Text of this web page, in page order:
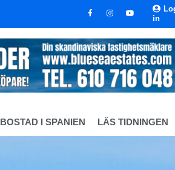
in
BOSTAD I SPANIEN LÄS TIDNINGEN